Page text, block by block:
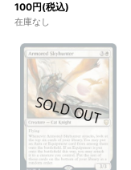
100円(税込)
在庫なし